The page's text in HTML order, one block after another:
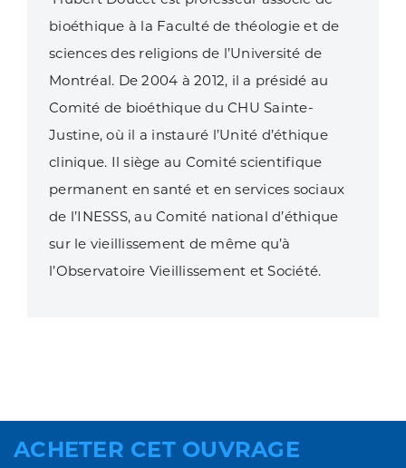
bioéthique à la Faculté de théologieet de
sciences des religions de l’Université de
Montréal. De 2004 à 2012, il a présidé au
Comité de bioéthique du CHU Sainte-
Justine, où il a instauré l’Unité d’éthique
clinique. Il siège au Comité scientifique
permanent ensanté et en services sociaux
de l’INESSS, au Comité national d’éthique
sur le vieillissement de même qu’à
l’Observatoire Vieillissement et Société.
ACHETER CET OUVRAGE